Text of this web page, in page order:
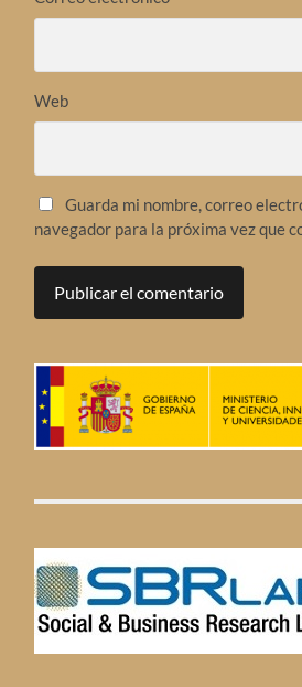
Web
Guarda mi nombre, correo
navegador para la próxima vez que